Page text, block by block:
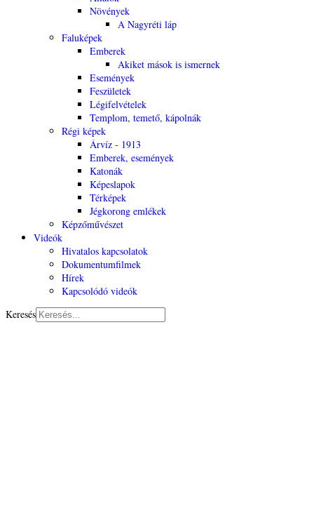
Növények
A Nagyréti láp
Faluképek
Emberek
Akiket mások is ismernek
Események
Feszületek
Légifelvételek
Templom, temető, kápolnák
Régi képek
Árvíz - 1913
Emberek, események
Katonák
Képeslapok
Térképek
Jégkorong emlékek
Képzőművészet
Videók
Hivatalos kapcsolatok
Dokumentumfilmek
Hírek
Kapcsolódó videók
Keresés